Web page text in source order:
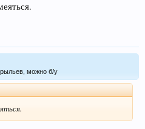
можно б/у